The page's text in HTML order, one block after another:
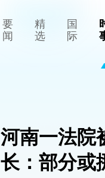
要
闻
精
选
国
际
河南一法院
长：部分或